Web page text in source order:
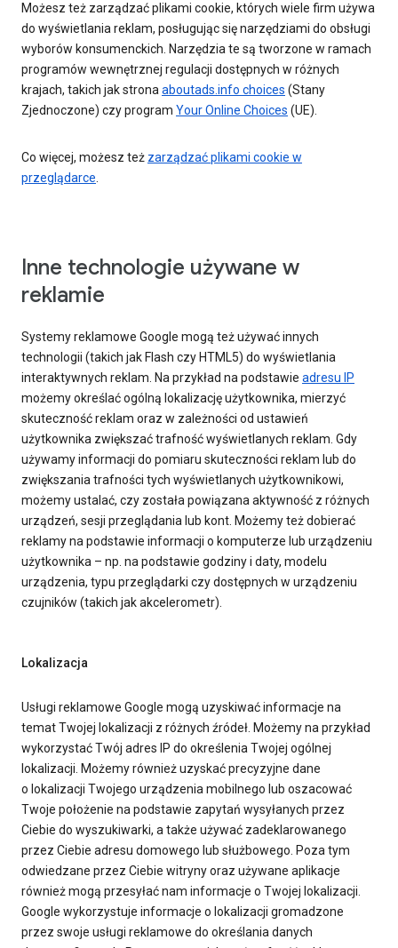
Możesz też zarządzać plikami cookie, których wiele firm używa
do wyświetlania reklam, posługując się narzędziami do obsługi
wyborów konsumenckich. Narzędzia te są tworzone w ramach
programów wewnętrznej regulacji dostępnych w różnych
krajach, takich jak stronaaboutads.info choices (Stany
Zjednoczone) czy program Your Online Choices (UE).
Co więcej, możesz też zarządzać plikami cookie w
przeglądarce.
Inne technologie używane w
reklamie
Systemy reklamowe Google mogą też używać innych
technologii (takich jak Flash czy HTML5) do wyświetlania
interaktywnych reklam. Na przykład na podstawie adresu IP
możemy określać ogólną lokalizację użytkownika, mierzyć
skuteczność reklam oraz w zależności od ustawień
użytkownika zwiększać trafność wyświetlanych reklam. Gdy
używamy informacji do pomiaru skuteczności reklam lub do
zwiększania trafności tych wyświetlanych użytkownikowi,
możemy ustalać, czy została powiązana aktywność z różnych
urządzeń, sesji przeglądania lub kont. Możemy też dobierać
reklamy na podstawie informacji o komputerze lub urządzeniu
użytkownika – np. na podstawie godziny i daty, modelu
urządzenia, typu przeglądarki czy dostępnych w urządzeniu
czujników (takich jak akcelerometr).
Lokalizacja
Usługi reklamowe Google mogą uzyskiwać informacje na
temat Twojej lokalizacji z różnych źródeł. Możemy na przykład
wykorzystać Twój adres IP do określenia Twojej ogólnej
lokalizacji. Możemy również uzyskać precyzyjne dane
o lokalizacji Twojego urządzenia mobilnego lub oszacować
Twoje położenie na podstawie zapytań wysyłanych przez
Ciebie do wyszukiwarki, a także używać zadeklarowanego
przez Ciebie adresu domowego lub służbowego. Poza tym
odwiedzane przez Ciebie witryny oraz używane aplikacje
również mogą przesyłać nam informacje o Twojej lokalizacji.
Google wykorzystuje informacje o lokalizacji gromadzone
przez swoje usługi reklamowe do określania danych